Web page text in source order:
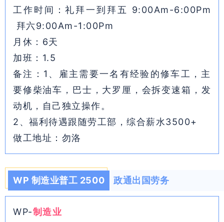
工作时间：礼拜一到拜五 9:00Am-6:00Pm
拜六9:00Am-1:00Pm
月休：6天
加班：1.5
备注：1、雇主需要一名有经验的修车工，主
要修柴油车，巴士，大罗厘，会拆变速箱，发
动机，自己独立操作。
2、福利待遇跟随劳工部，综合薪水3500+
做工地址：勿洛
WP 制造业普工 2500 政通出国劳务
WP-制造业